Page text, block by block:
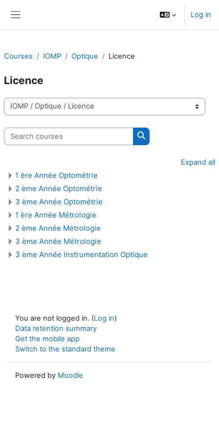
Log in
Courses IOMP Optique Licence
Licence
Course categories
Search courses
Search courses
Expand all
1 ère Année Optométrie
2 ème Année Optométrie
3 ème Année Optométrie
1 ère Année Métrologie
2 ème Année Métrologie
3 ème Année Métrologie
3 ème Année Instrumentation Optique
You are not logged in. (Log in)
Data retention summary
Get the mobile app
Switch to the standard theme
Powered by Moodle